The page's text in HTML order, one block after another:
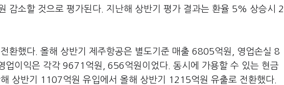
감소할 것으로 평가된다. 지난해 상반기 평가 결과는 환율 5% 상승시 2
환했다. 올해 상반기 제주항공은 별도기준 매출 6805억원, 영업손실 8
업이익은 각각 9671억원, 656억원이었다. 동시에 가용할 수 있는 현금
상반기 1107억원 유입에서 올해 상반기 1215억원 유출로 전환했다.